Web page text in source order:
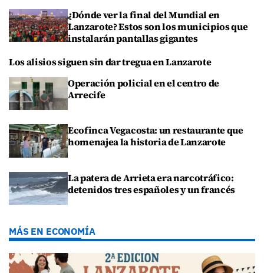
¿Dónde ver la final del Mundial en
Lanzarote? Estos son los municipios que
instalarán pantallas gigantes
Los alisios siguen sin dar tregua en Lanzarote
Operación policial en el centro de
Arrecife
Ecofinca Vegacosta: un restaurante que
homenajea la historia de Lanzarote
La patera de Arrieta era narcotráfico:
detenidos tres españoles y un francés
MÁS EN ECONOMÍA